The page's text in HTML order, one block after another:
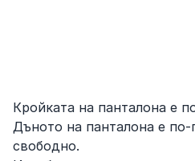
Кройката на панталона е
Дъното на панталона е
свободно.